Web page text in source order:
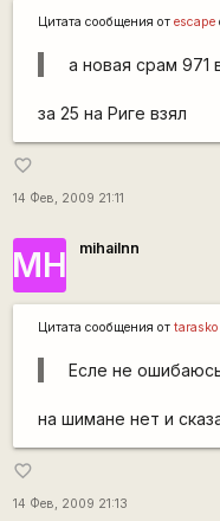
Цитата сообщения от escape
а новая срам 971
за 25 на Риге взял
favorite_border
14 Фев, 2009 21:11
МН mihailnn
Цитата сообщения от tarasko
Есле не
на шимане нет и
favorite_border
14 Фев, 2009 21:13